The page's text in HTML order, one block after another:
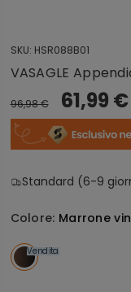
SKU: HSR088B01
VASAGLE
96,98 € 61,99 €
Standard (6-9
Colore: Marrone
Vendita